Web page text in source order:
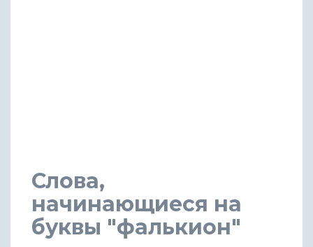
Слова,
начинающиеся на
буквы "фалькион"